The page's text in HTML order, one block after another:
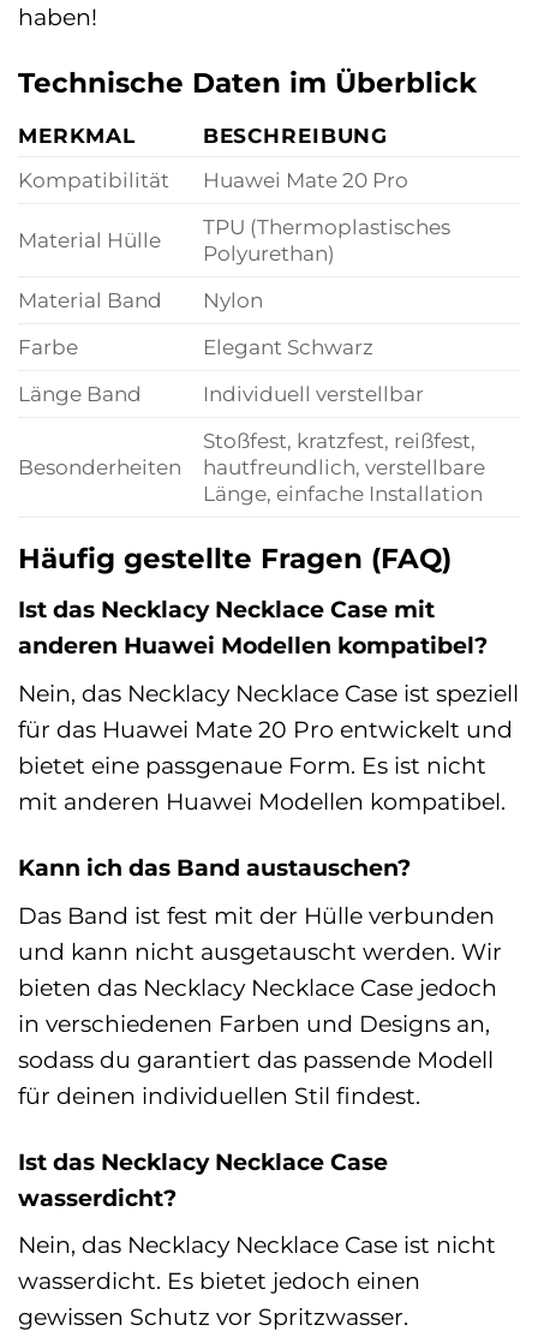
haben!
Technische Daten im Überblick
MERKMAL
BESCHREIBUNG
Kompatibilität
Huawei Mate 20 Pro
Material Hülle
TPU (Thermoplastisches
Polyurethan)
Material Band
Nylon
Farbe
Elegant Schwarz
Länge Band
Individuell verstellbar
Besonderheiten
Stoßfest, kratzfest, reißfest,
hautfreundlich, verstellbare
Länge, einfache Installation
Häufig gestellte Fragen (FAQ)
Ist das Necklacy Necklace Case mit
anderen Huawei Modellen kompatibel?
Nein, das Necklacy Necklace Case ist speziell
für das Huawei Mate 20 Pro entwickelt und
bietet eine passgenaue Form. Es ist nicht
mit anderen Huawei Modellen kompatibel.
Kann ich das Band austauschen?
Das Band ist fest mit der Hülle verbunden
und kann nicht ausgetauscht werden. Wir
bieten das Necklacy Necklace Case jedoch
in verschiedenen Farben und Designs an,
sodass du garantiert das passende Modell
für deinen individuellen Stil findest.
Ist das Necklacy Necklace Case
wasserdicht?
Nein, das Necklacy Necklace Case ist nicht
wasserdicht. Es bietet jedoch einen
gewissen Schutz vor Spritzwasser.